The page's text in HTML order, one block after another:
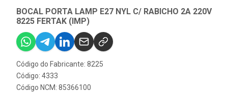
BOCAL PORTA LAMP E27 NYL C/ RABICHO 2A 220V
8225 FERTAK (IMP)
Código do Fabricante: 8225
Código: 4333
Código NCM: 85366100